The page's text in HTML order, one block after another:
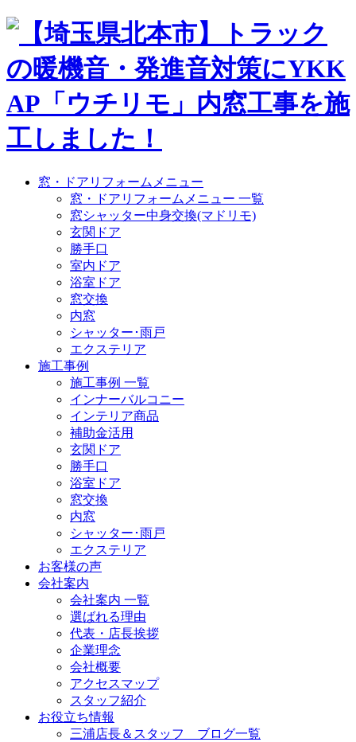
窓・ドアリフォームメニュー
窓・ドアリフォームメニュー 一覧
窓シャッター中身交換(マドリモ)
玄関ドア
勝手口
室内ドア
浴室ドア
窓交換
内窓
シャッター･雨戸
エクステリア
施工事例
施工事例 一覧
インナーバルコニー
インテリア商品
補助金活用
玄関ドア
勝手口
浴室ドア
窓交換
内窓
シャッター･雨戸
エクステリア
お客様の声
会社案内
会社案内 一覧
選ばれる理由
代表・店長挨拶
企業理念
会社概要
アクセスマップ
スタッフ紹介
お役立ち情報
三浦店長＆スタッフ ブログ一覧